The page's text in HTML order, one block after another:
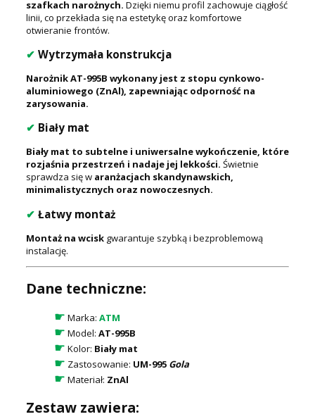
szafkach narożnych. Dzięki niemu profil zachowuje ciągłość
linii, co przekłada się na estetykę oraz komfortowe
otwieranie frontów.
✔ Wytrzymała konstrukcja
Narożnik AT-995B wykonany jest z stopu cynkowo-
aluminiowego (ZnAl), zapewniając odporność na
zarysowania.
✔ Biały mat
Biały mat to subtelne i uniwersalne wykończenie, które
rozjaśnia przestrzeń i nadaje jej lekkości. Świetnie
sprawdza się w aranżacjach skandynawskich,
minimalistycznych oraz nowoczesnych.
✔ Łatwy montaż
Montaż na wcisk gwarantuje szybką i bezproblemową
instalację.
Dane techniczne:
☛ Marka: ATM
☛ Model: AT-995B
☛ Kolor: Biały mat
☛ Zastosowanie: UM-995 Gola
☛ Materiał: ZnAl
Zestaw zawiera: